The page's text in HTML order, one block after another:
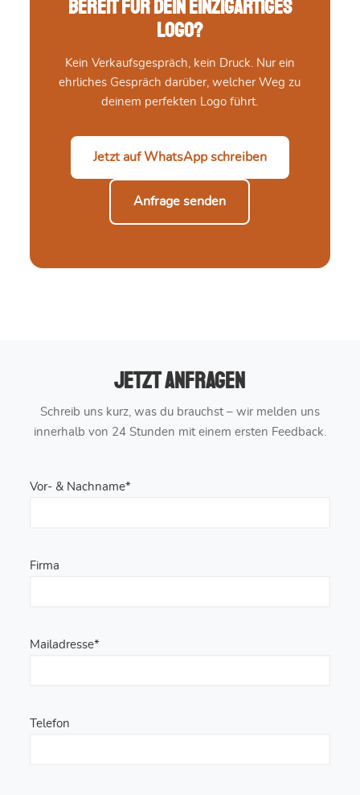
Bereit für dein einzigartiges
Logo?
Kein Verkaufsgespräch, kein Druck. Nur ein
ehrliches Gespräch darüber, welcher Weg zu
deinem perfekten Logo führt.
Jetzt auf WhatsApp schreiben
Anfrage senden
Jetzt anfragen
Schreib uns kurz, was du brauchst – wir melden uns
innerhalb von 24 Stunden mit einem ersten Feedback.
Vor- & Nachname*
Firma
Mailadresse*
Telefon